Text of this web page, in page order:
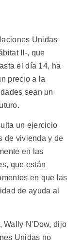
Unidas
II-, que
el día 14, ha
precio a la
sean un
un ejercicio
de vivienda y de
en las
que están
en que las
de ayuda al
Wally N'Dow, dijo
Unidas no